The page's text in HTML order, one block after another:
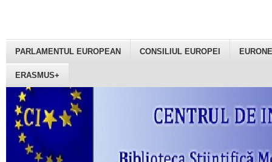
PARLAMENTUL EUROPEAN CONSILIUL EUROPEI
ERASMUS+